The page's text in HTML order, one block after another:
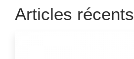
Articles récents